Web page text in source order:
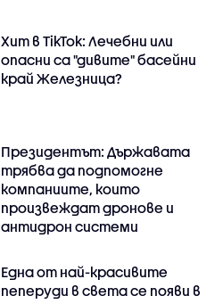
Хит в TikTok: Лечебни или
опасни са "дивите" басейни
край Железница?
Президентът: Държавата
трябва да подпомогне
компаниите, които
произвеждат дронове и
антидрон системи
Една от най-красивите
пеперуди в света се появи в